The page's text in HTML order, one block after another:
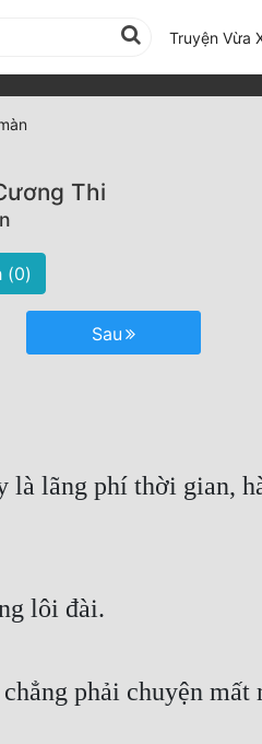
Truyện Vừa
Thi
(0)
Sau
là lãng phí thời gian,
lôi đài.
phải chuyện mất